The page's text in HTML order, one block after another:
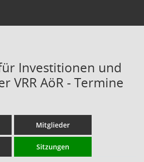
Investitionen und
VRR AöR - Termine
Mitglieder
Sitzungen